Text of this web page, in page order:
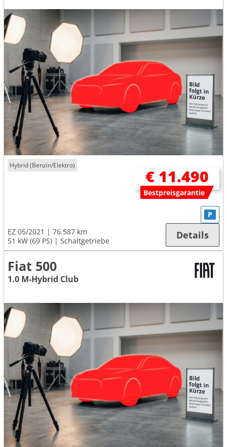
Hybrid (Benzin/Elektro)
€ 11.490
Bestpreisgarantie
EZ 05/2021
76.587 km
51 kW (69 PS)
Schaltgetriebe
P
Details
Fiat 500
1.0 M-Hybrid Club